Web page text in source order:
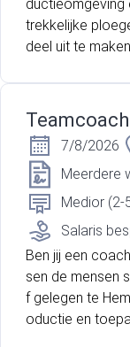
ductieomgeving
trekkelijke
deel uit te
Voor een
dringend op
en volcontinu
7/8/2026
Meerdere
Medior (2-
Salaris
Ben jij een
sen de mensen
f gelegen te
oductie en